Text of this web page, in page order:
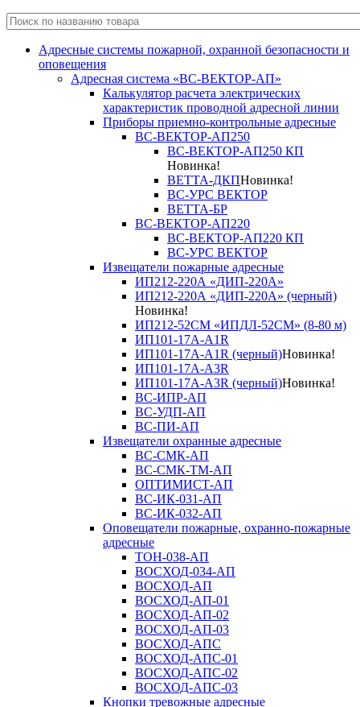
Адресные системы пожарной, охранной безопасности и
оповещения
Адресная система «ВС-ВЕКТОР-АП»
Калькулятор расчета электрических
характеристик проводной адресной линии
Приборы приемно-контрольные адресные
ВС-ВЕКТОР-АП250
ВС-ВЕКТОР-АП250 КП
Новинка!
ВЕТТА-ДКПНовинка!
ВС-УРС ВЕКТОР
ВЕТТА-БР
ВС-ВЕКТОР-АП220
ВС-ВЕКТОР-АП220 КП
ВС-УРС ВЕКТОР
Извещатели пожарные адресные
ИП212-220А «ДИП-220А»
ИП212-220А «ДИП-220А» (черный)
Новинка!
ИП212-52СМ «ИПДЛ-52СМ» (8-80 м)
ИП101-17А-A1R
ИП101-17А-A1R (черный)Новинка!
ИП101-17А-A3R
ИП101-17А-A3R (черный)Новинка!
ВС-ИПР-АП
ВС-УДП-АП
ВС-ПИ-АП
Извещатели охранные адресные
ВС-СМК-АП
ВС-СМК-ТМ-АП
ОПТИМИСТ-АП
ВС-ИК-031-АП
ВС-ИК-032-АП
Оповещатели пожарные, охранно-пожарные
адресные
ТОН-038-АП
ВОСХОД-034-АП
ВОСХОД-АП
ВОСХОД-АП-01
ВОСХОД-АП-02
ВОСХОД-АП-03
ВОСХОД-АПС
ВОСХОД-АПС-01
ВОСХОД-АПС-02
ВОСХОД-АПС-03
Кнопки тревожные адресные